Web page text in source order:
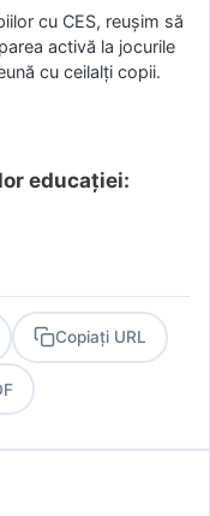
cu CES, reușim să
activă la jocurile
cu ceilalți copii.
educației:
Copiați URL